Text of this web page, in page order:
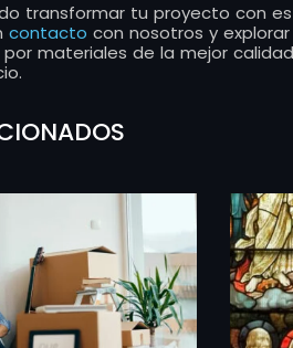
transformar tu proyecto con
contacto con nosotros y
por materiales de la mejor